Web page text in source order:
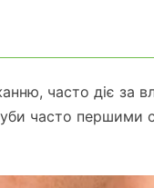
часто діє
часто першими